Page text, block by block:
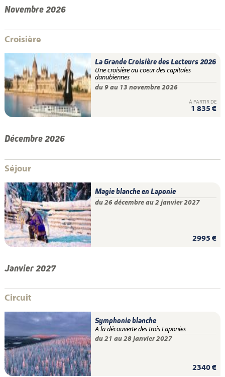
Novembre 2026
Croisière
La Grande Croisière des Lecteurs 2026
Une croisière au coeur des capitales
danubiennes
du 9 au 13 novembre 2026
À PARTIR DE
1 835 €
Décembre 2026
Séjour
Magie blanche en Laponie
du 26 décembre au 2 janvier 2027
2995 €
Janvier 2027
Circuit
Symphonie blanche
A la découverte des trois Laponies
du 21 au 28 janvier 2027
2340 €